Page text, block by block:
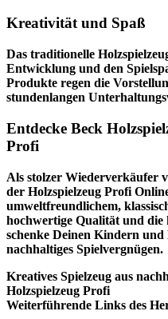
Kreativität und Spaß
Das traditionelle
Entwicklung und den
Produkte regen die
stundenlangen
Entdecke Beck
Profi
Als stolzer Wiederverkäufer
der Holzspielzeug Profi
umweltfreundlichem,
hochwertige Qualität und
schenke Deinen Kindern
nachhaltiges Spielvergnügen.
Kreatives Spielzeug aus
Holzspielzeug Profi
Weiterführende Links des